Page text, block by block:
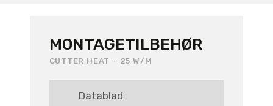
MONTAGETILBEHØR
GUTTER HEAT – 25 W/M
Datablad